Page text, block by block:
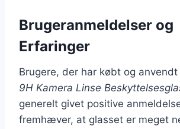
Brugeranmeldelser og
Erfaringer
Brugere, der har købt og anvendt
9H Kamera Linse
generelt givet positive
fremhæver, at glasset er meget